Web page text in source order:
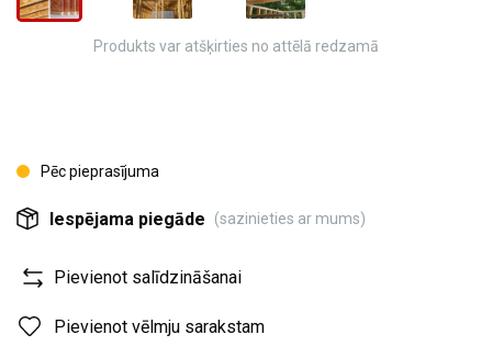
Pēc pieprasījuma
Iespējama piegāde (sazinieties ar mums)
Pievienot salīdzināšanai
Pievienot vēlmju sarakstam
Produkts var atšķirties no attēlā redzamā